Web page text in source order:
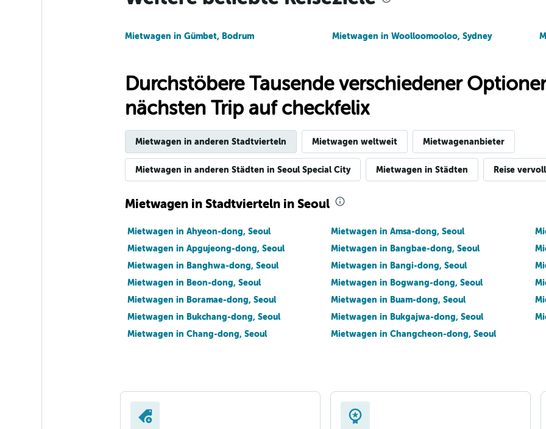
Mietwagen in Gümbet, Bodrum Mietwagen in Woolloomooloo, Sydney
Durchstöbere Tausende verschiedener
nächsten Trip auf checkfelix
Mietwagen in anderen Stadtvierteln Mietwagen weltweit Mietwagenanbieter
Mietwagen in anderen Städten in Seoul Special City Mietwagen in Städten Reise
Mietwagen in Stadtvierteln in Seoul
Mietwagen in Ahyeon-dong, Seoul Mietwagen in Amsa-dong, Seoul
Mietwagen in Apgujeong-dong, Seoul
Mietwagen in Bangbae-dong, Seoul
Mietwagen in Banghwa-dong, Seoul
Mietwagen in Bangi-dong, Seoul
Mietwagen in Beon-dong, Seoul
Mietwagen in Bogwang-dong, Seoul
Mietwagen in Boramae-dong, Seoul
Mietwagen in Buam-dong, Seoul
Mietwagen in Bukchang-dong, Seoul
Mietwagen in Bukgajwa-dong, Seoul
Mietwagen in Chang-dong, Seoul
Mietwagen in Changcheon-dong, Seoul